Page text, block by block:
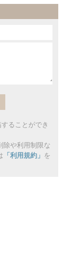
ることができ
除や利用制限な
「利用規約」 を